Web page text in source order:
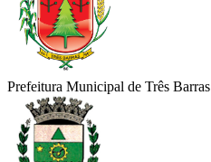
Prefeitura Municipal de Três Barras